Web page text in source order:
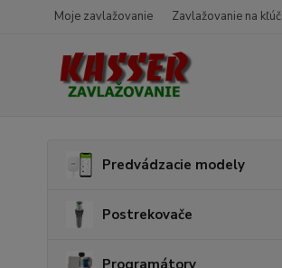
Moje zavlažovanie Zavlažovanie na kľúč
Predvádzacie modely
Postrekovače
Programátory